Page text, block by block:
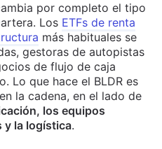
por completo el tipo
Los ETFs de renta
más habituales se
gestoras de autopistas
de flujo de caja
Lo que hace el BLDR es
la cadena, en el lado de
los equipos
y la logística.